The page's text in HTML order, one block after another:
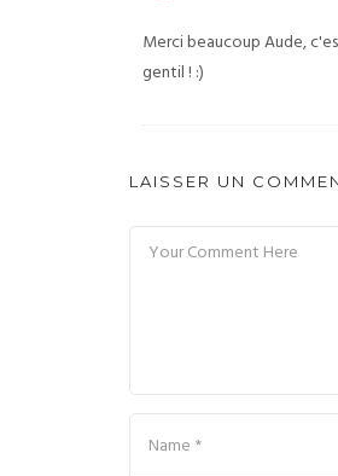
Merci beaucoup Aude,
gentil ! :)
LAISSER UN